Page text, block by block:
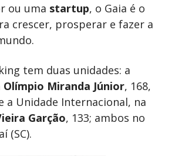
ou uma startup, o Gaia é o
crescer, prosperar e fazer a
tem duas unidades: a
Olímpio Miranda Júnior, 168,
a Unidade Internacional, na
Garção, 133; ambos no
(SC).